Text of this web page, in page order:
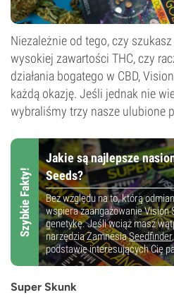
Niezależnie od tego, czy
wysokiej zawartości THC, czy
działania bogatego w CBD,
każdą okazję. Jeśli jednak nie
wybraliśmy trzy nasze ulubione
Szybkie Fakty!
Jakie są najlepsze
Seeds?
Bez względu na to, którą
wspiera zaangażowanie Vision
genetykę. Jeśli wciąż masz
narzędzia ZamnesiaSeedfinder
podstawie interesujących Cię
Super Skunk